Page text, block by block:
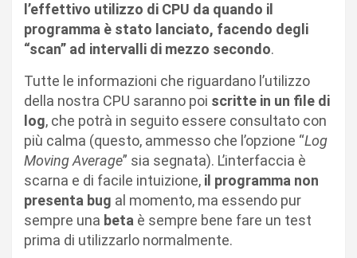
l’effettivo utilizzo di CPU da quando il
programma è stato lanciato, facendo degli
“scan” ad intervalli di mezzo secondo.
Tutte le informazioni che riguardano l’utilizzo
della nostra CPU saranno poi scritte in un file di
log, che potrà in seguito essere consultato con
più calma (questo, ammesso che l’opzione “Log
Moving Average” sia segnata). L’interfaccia è
scarna e di facile intuizione, il programma non
presenta bug al momento, ma essendo pur
sempre una beta è sempre bene fare un test
prima di utilizzarlo normalmente.